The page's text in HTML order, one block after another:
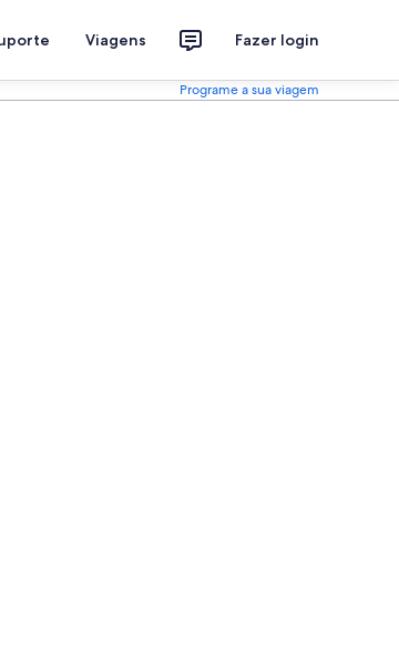
Viagens Fazer login
Programe a sua viagem